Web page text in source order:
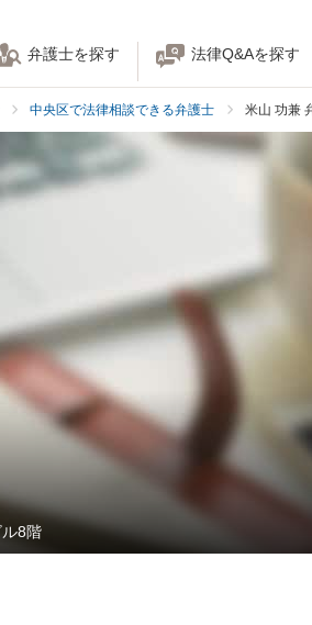
弁護士を探す 法律Q&Aを探す
中央区で法律相談できる弁護士 米山 功兼
8階